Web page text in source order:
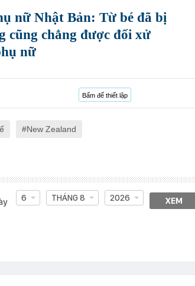
nữ Nhật Bản: Từ bé đã bị
cũng chẳng được đối xử
nữ
Bấm để thiết lập
New Zealand
6 THÁNG 8 2026 XEM